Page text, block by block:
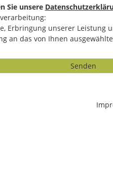
Sie unsere
Erbringung unserer Leistung
an das von Ihnen
Senden